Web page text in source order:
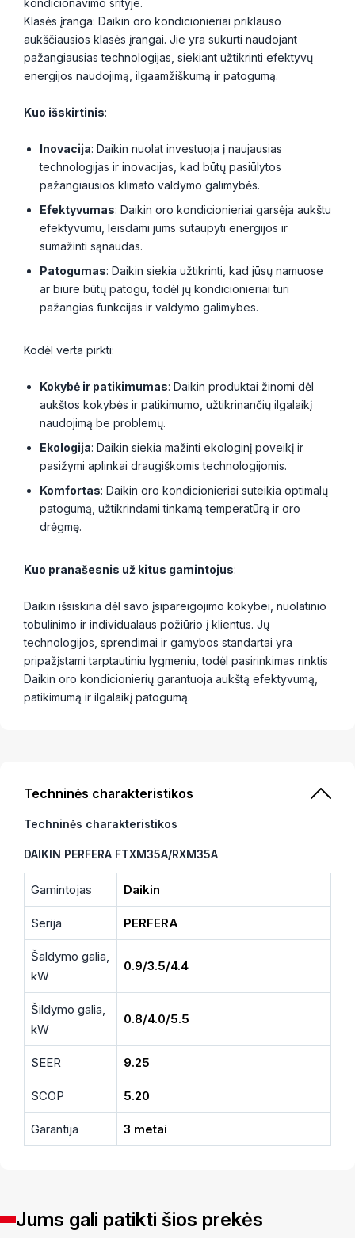
kondicionavimo srityje.
Klasės įranga: Daikin oro kondicionieriai priklauso
aukščiausios klasės įrangai. Jie yra sukurti naudojant
pažangiausias technologijas, siekiant užtikrinti efektyvų
energijos naudojimą, ilgaamžiškumą ir patogumą.
Kuo išskirtinis:
Inovacija: Daikin nuolat investuoja į naujausias
technologijas ir inovacijas, kad būtų pasiūlytos
pažangiausios klimato valdymo galimybės.
Efektyvumas: Daikin oro kondicionieriai garsėja aukštu
efektyvumu, leisdami jums sutaupyti energijos ir
sumažinti sąnaudas.
Patogumas: Daikin siekia užtikrinti, kad jūsų namuose
ar biure būtų patogu, todėl jų kondicionieriai turi
pažangias funkcijas ir valdymo galimybes.
Kodėl verta pirkti:
Kokybė ir patikimumas: Daikin produktai žinomi dėl
aukštos kokybės ir patikimumo, užtikrinančių ilgalaikį
naudojimą be problemų.
Ekologija: Daikin siekia mažinti ekologinį poveikį ir
pasižymi aplinkai draugiškomis technologijomis.
Komfortas: Daikin oro kondicionieriai suteikia optimalų
patogumą, užtikrindami tinkamą temperatūrą ir oro
drėgmę.
Kuo pranašesnis už kitus gamintojus:
Daikin išsiskiria dėl savo įsipareigojimo kokybei, nuolatinio
tobulinimo ir individualaus požiūrio į klientus. Jų
technologijos, sprendimai ir gamybos standartai yra
pripažįstami tarptautiniu lygmeniu, todėl pasirinkimas rinktis
Daikin oro kondicionierių garantuoja aukštą efektyvumą,
patikimumą ir ilgalaikį patogumą.
Techninės charakteristikos
Techninės charakteristikos
DAIKIN PERFERA FTXM35A/RXM35A
Gamintojas Daikin
Serija PERFERA
Šaldymo galia,
kW
0.9/3.5/4.4
Šildymo galia,
kW
0.8/4.0/5.5
SEER 9.25
SCOP 5.20
Garantija 3 metai
Jums gali patikti šios prekės